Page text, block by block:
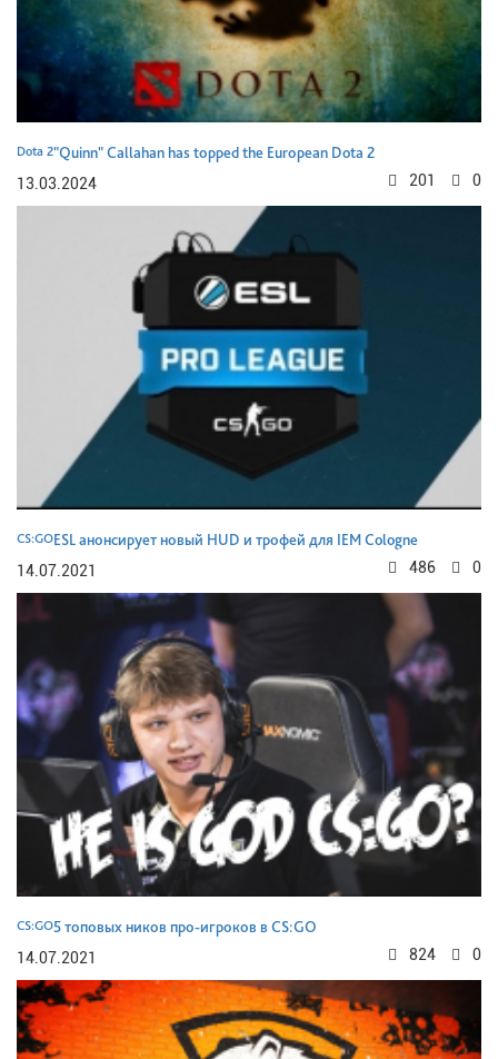
Dota 2"Quinn" Callahan has topped the European Dota 2
13.03.2024
0
201
CS:GOESL анонсирует новый HUD и трофей для IEM Cologne
14.07.2021
0
486
CS:GO5 топовых ников про-игроков в CS:GO
14.07.2021
0
824